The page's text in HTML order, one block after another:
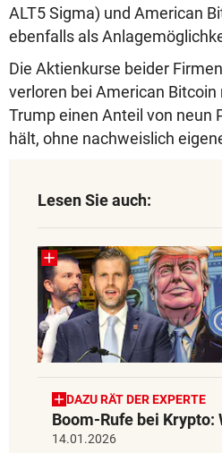
ALT5 Sigma) und American
ebenfalls als
Die Aktienkurse beider
verloren bei American
Trump einen Anteil von neun
hält, ohne nachweislich
Lesen Sie auch:
DAZU RÄT DER EXPERTE
Boom-Rufe bei
14.01.2026